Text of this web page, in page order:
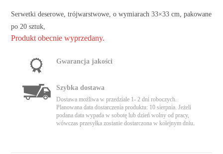
Serwetki deserowe, trójwarstwowe, o wymiarach 33×33 cm, pakowane
po 20 sztuk,
Produkt obecnie wyprzedany.
Gwarancja jakości
Szybka dostawa
Dostawa możliwa w przedziale 1- 2 dni roboczych.
Planowana data dostarczenia produktu: 10 sierpnia. Jeżeli
podana data wypada w sobotę lub dzień wolny od pracy,
wówczas przesyłka zostanie dostarczona w kolejnym dniu.